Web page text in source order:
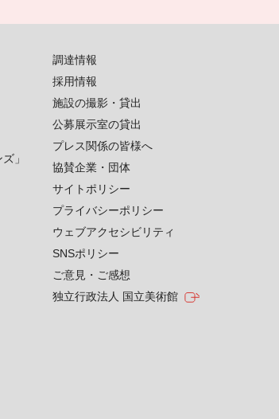
」
調達情報
採用情報
施設の撮影・貸出
公募展示室の貸出
プレス関係の皆様へ
協賛企業・団体
サイトポリシー
プライバシーポリシー
ウェブアクセシビリティ
SNSポリシー
ご意見・ご感想
独立行政法人 国立美術館